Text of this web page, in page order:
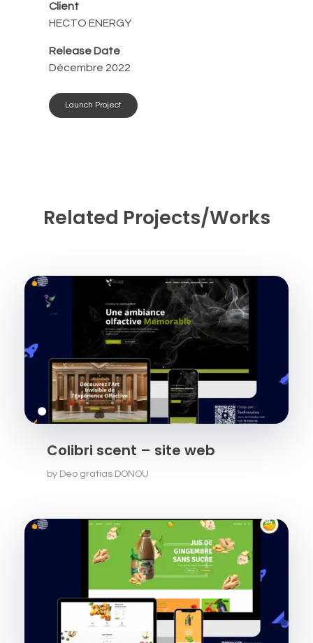
Client
HECTO ENERGY
Release Date
Décembre 2022
Launch Project
Related Projects/Works
Colibri scent – site web
by Deo gratias DONOU